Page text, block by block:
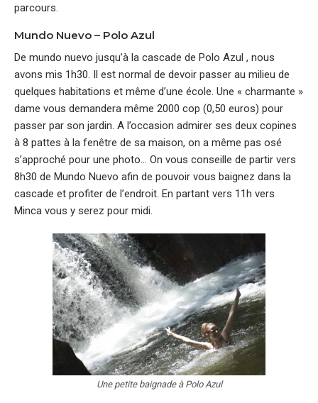
parcours.
Mundo Nuevo – Polo Azul
De mundo nuevo jusqu’à la cascade de Polo Azul , nous
avons mis 1h30. Il est normal de devoir passer au milieu de
quelques habitations et même d’une école. Une « charmante »
dame vous demandera même 2000 cop (0,50 euros) pour
passer par son jardin. A l’occasion admirer ses deux copines
à 8 pattes à la fenêtre de sa maison, on a même pas osé
s’approché pour une photo… On vous conseille de partir vers
8h30 de Mundo Nuevo afin de pouvoir vous baignez dans la
cascade et profiter de l’endroit. En partant vers 11h vers
Minca vous y serez pour midi.
Une petite baignade à Polo Azul